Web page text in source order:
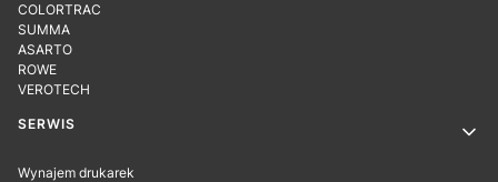
COLORTRAC
SUMMA
ASARTO
ROWE
VEROTECH
SERWIS
Wynajem drukarek